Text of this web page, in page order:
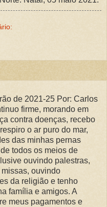
de 2021-25 Por: Carlos
firme, morando em
contra doenças, recebo
o ar puro do mar,
das minhas pernas
todos os meios de
ouvindo palestras,
ouvindo
da religião e tenho
família e amigos. A
meus pagamentos e